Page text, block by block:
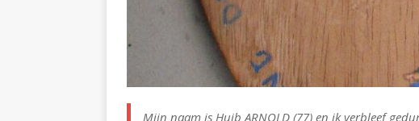
Mijn naam is Huib ARNOLD (77) en ik verbleef